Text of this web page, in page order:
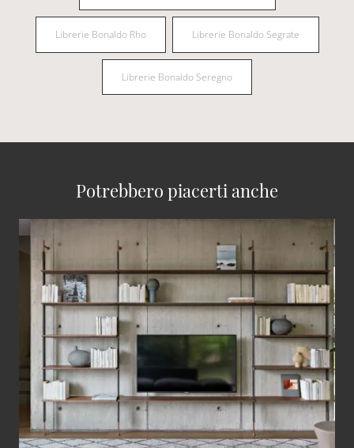
Librerie Bonaldo Rho Librerie Bonaldo Segrate
Librerie Bonaldo Seregno
Potrebbero piacerti anche